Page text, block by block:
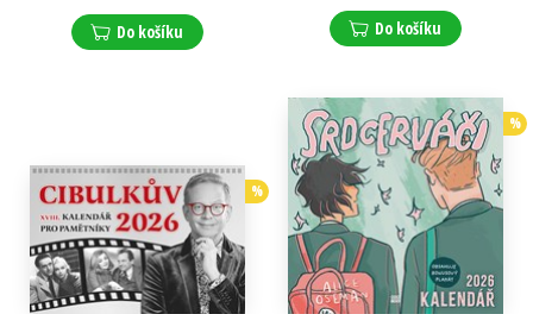
Do košíku Do košíku
%
%